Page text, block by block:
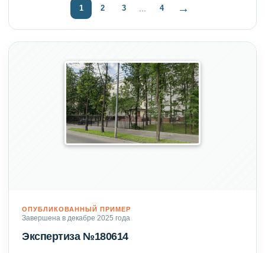
1
2 3 4 →
ОПУБЛИКОВАННЫЙ ПРИМЕР
Завершена в декабре 2025 года
Экспертиза №180614